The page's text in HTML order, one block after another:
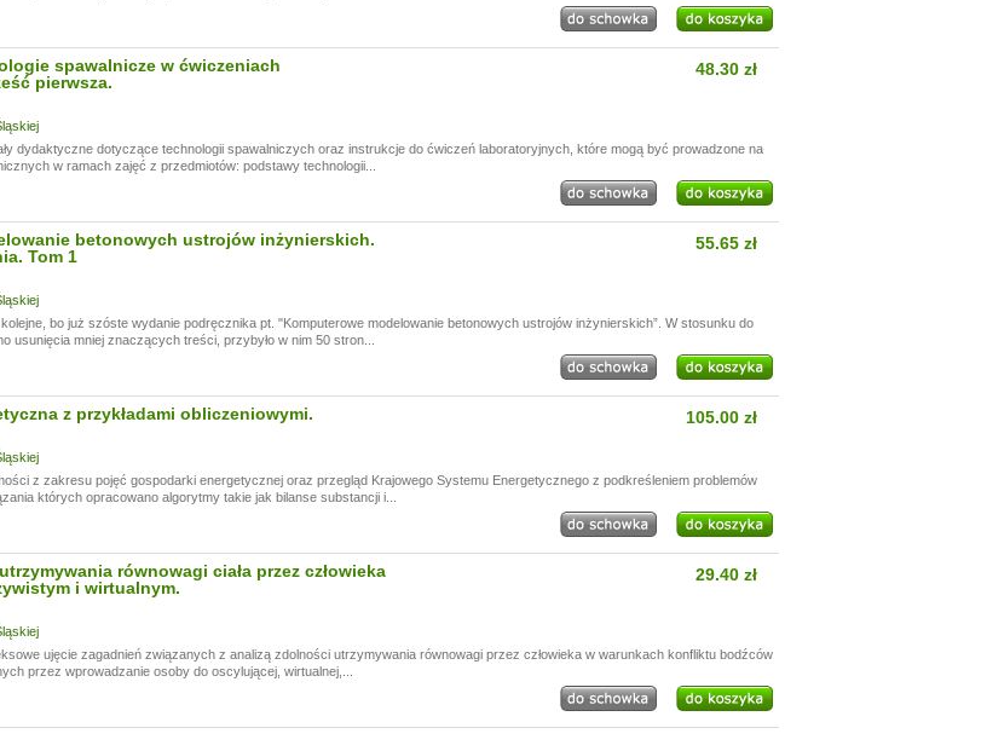
spawalnicze w ćwiczeniach
pierwsza.
48.30 zł
dydaktyczne dotyczące technologii spawalniczych oraz instrukcje do ćwiczeń laboratoryjnych, które mogą być prowadzone na
w ramach zajęć z przedmiotów: podstawy technologii...
betonowych ustrojów inżynierskich.
Tom 1
55.65 zł
bo już szóste wydanie podręcznika pt. "Komputerowe modelowanie betonowych ustrojów inżynierskich”. W stosunku do
usunięcia mniej znaczących treści, przybyło w nim 50 stron...
z przykładami obliczeniowymi. 105.00 zł
z zakresu pojęć gospodarki energetycznej oraz przegląd Krajowego Systemu Energetycznego z podkreśleniem problemów
których opracowano algorytmy takie jak bilanse substancji i...
równowagi ciała przez człowieka
i wirtualnym.
29.40 zł
ujęcie zagadnień związanych z analizą zdolności utrzymywania równowagi przez człowieka w warunkach konfliktu bodźców
przez wprowadzanie osoby do oscylującej, wirtualnej,...